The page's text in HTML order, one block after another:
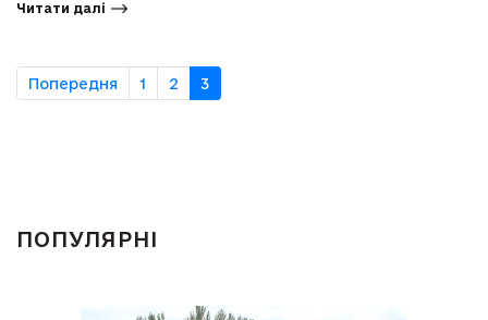
Читати далі
Попередня 1 2 3
ПОПУЛЯРНІ